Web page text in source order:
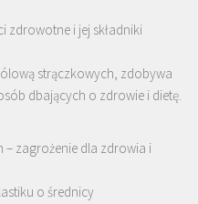
zdrowotne i jej składniki
strączkowych, zdobywa
dbających o zdrowie i dietę.
– zagrożenie dla zdrowia i
o średnicy